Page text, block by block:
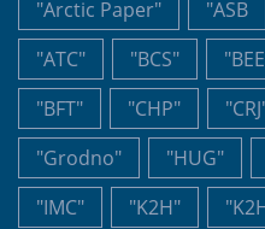
"Arctic Paper"
"ASB
"ATC"
"BCS"
"BFT"
"CHP"
"Grodno"
"HUG"
"IMC"
"K2H"